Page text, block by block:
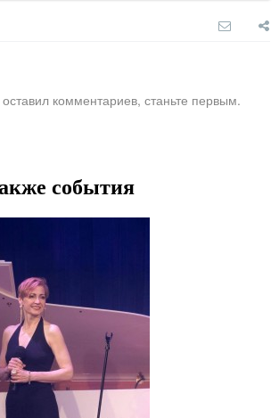
комментариев, станьте первым.
события